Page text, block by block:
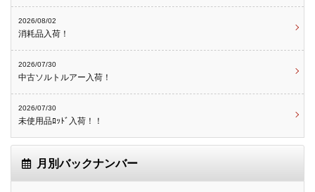
2026/08/02
消耗品入荷！
2026/07/30
中古ソルトルアー入荷！
2026/07/30
未使用品ﾛｯﾄﾞ入荷！！
月別バックナンバー